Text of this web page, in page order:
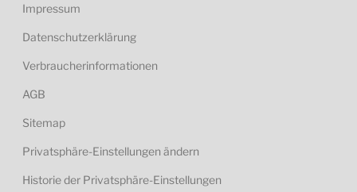
Impressum
Datenschutzerklärung
Verbraucherinformationen
AGB
Sitemap
Privatsphäre-Einstellungen ändern
Historie der Privatsphäre-Einstellungen